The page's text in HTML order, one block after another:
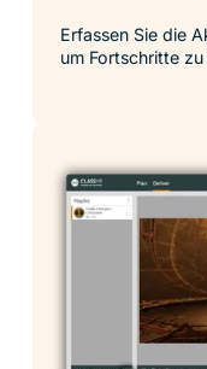
Erfassen Sie die
um Fortschritte